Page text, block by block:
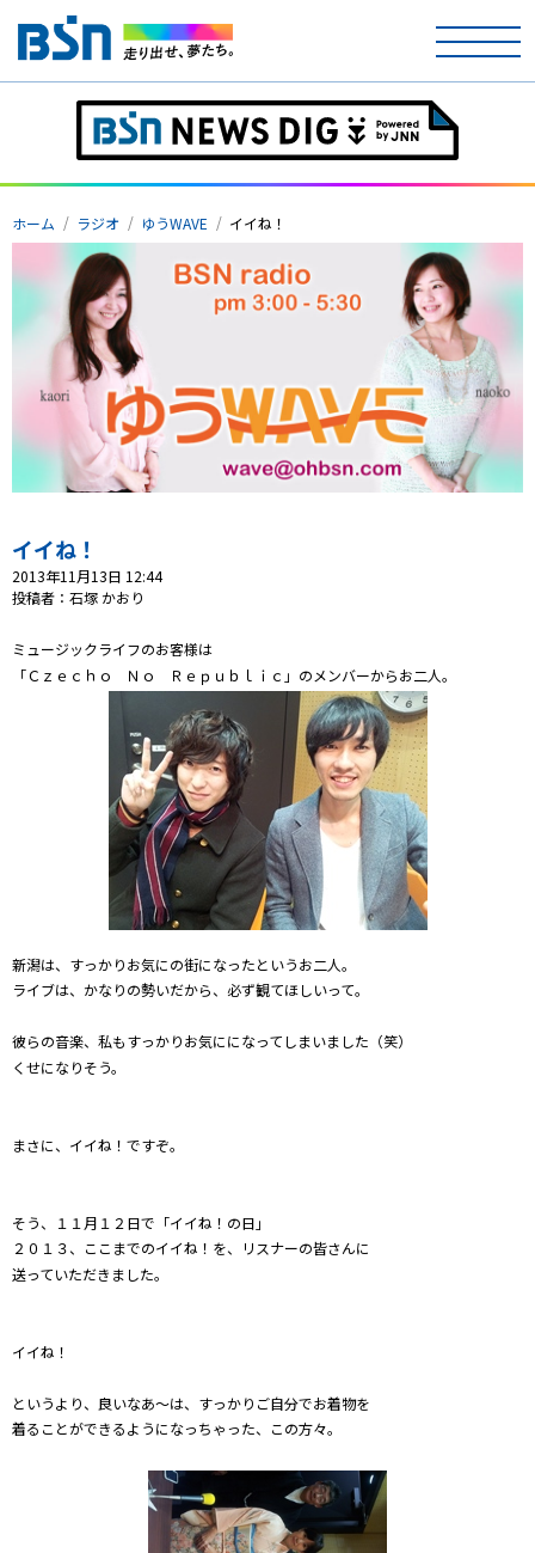
ホーム
テレビ
ラジオ
アナウンサー
イベント
ニュース
天気
コンテンツ・アプリ
キッズ ケンジュ
Well-being 防災・減災
ショッピング
会社概要・ビジョン
お問い合わせ
ホーム ラジオ ゆうWAVE イイね！
イイね！
2013年11月13日 12:44
投稿者：石塚 かおり
ミュージックライフのお客様は
「Ｃｚｅｃｈｏ Ｎｏ Ｒｅｐｕｂｌｉｃ」のメンバーからお二人。
新潟は、すっかりお気にの街になったというお二人。
ライブは、かなりの勢いだから、必ず観てほしいって。
彼らの音楽、私もすっかりお気にになってしまいました（笑）
くせになりそう。
まさに、イイね！ですぞ。
そう、１１月１２日で「イイね！の日」
２０１３、ここまでのイイね！を、リスナーの皆さんに
送っていただきました。
イイね！
というより、良いなあ～は、すっかりご自分でお着物を
着ることができるようになっちゃった、この方々。